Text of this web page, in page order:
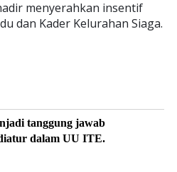
menyerahkan insentif
dan Kader Kelurahan Siaga.
tanggung jawab
dalam UU ITE.